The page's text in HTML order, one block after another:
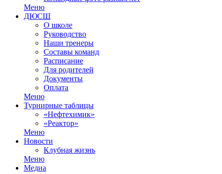
Меню
ДЮСШ
О школе
Руководство
Наши тренеры
Составы команд
Расписание
Для родителей
Документы
Оплата
Меню
Турнирные таблицы
«Нефтехимик»
«Реактор»
Меню
Новости
Клубная жизнь
Меню
Медиа